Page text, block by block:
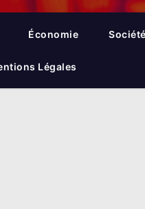
Économie Société
Légales